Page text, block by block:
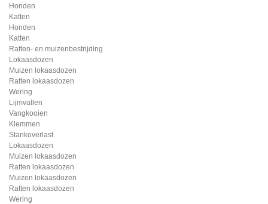
Honden
Katten
Honden
Katten
Ratten- en muizenbestrijding
Lokaasdozen
Muizen lokaasdozen
Ratten lokaasdozen
Wering
Lijmvallen
Vangkooien
Klemmen
Stankoverlast
Lokaasdozen
Muizen lokaasdozen
Ratten lokaasdozen
Muizen lokaasdozen
Ratten lokaasdozen
Wering